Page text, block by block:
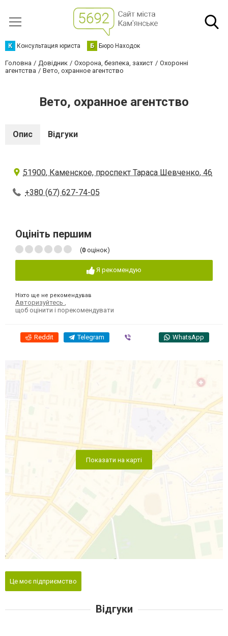
К Консультация юриста Б Бюро Находок
Головна Довідник Охорона, безпека, захист
Охоронні
агентства
Вето, охранное агентство
Вето, охранное агентство
Опис Відгуки
51900, Каменское, проспект Тараса Шевченко, 46
+380 (67) 627-74-05
Оцініть першим
(0 оцінок)
Я рекомендую
Ніхто ще не рекомендував
Авторизуйтесь
щоб оцінити і порекомендувати
Reddit Telegram WhatsApp
Показати на карті
Це моє підприємство
Відгуки